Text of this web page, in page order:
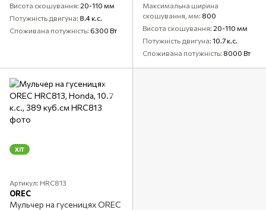
Висота скошування 20-110 мм
Потужність двигуна 8.4 к.с.
Споживана потужність 6300 Вт
Максимальна ширина
скошування, мм 800
Висота скошування 20-110 мм
Потужність двигуна 10.7 к.с.
Споживана потужність 8000 Вт
ХІТ
Артикул: HRC813
OREC
Мульчер на гусеницях OREC